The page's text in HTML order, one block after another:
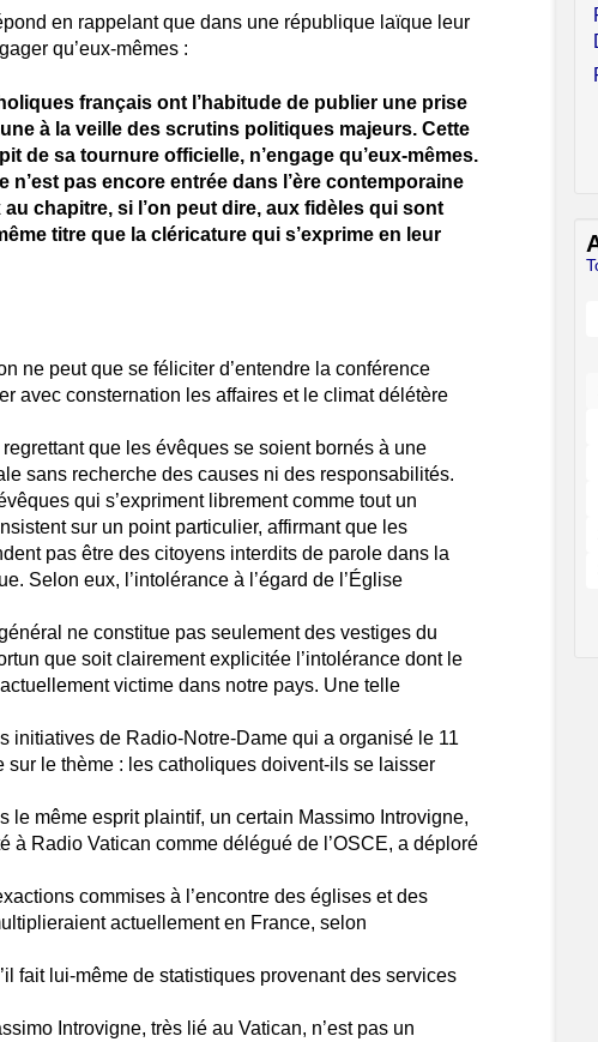
en rappelant que dans une république laïque leur
qu’eux-mêmes :
français ont l’habitude de publier une prise
à la veille des scrutins politiques majeurs. Cette
de sa tournure officielle, n’engage qu’eux-mêmes.
n’est pas encore entrée dans l’ère contemporaine
chapitre, si l’on peut dire, aux fidèles qui sont
titre que la cléricature qui s’exprime en leur
ne peut que se féliciter d’entendre la conférence
avec consternation les affaires et le climat délétère
que les évêques se soient bornés à une
sans recherche des causes ni des responsabilités.
qui s’expriment librement comme tout un
sur un point particulier, affirmant que les
pas être des citoyens interdits de parole dans la
Selon eux, l’intolérance à l’égard de l’Église
ne constitue pas seulement des vestiges du
que soit clairement explicitée l’intolérance dont le
victime dans notre pays. Une telle
initiatives de Radio-Notre-Dame qui a organisé le 11
sur le thème : les catholiques doivent-ils se laisser
le même esprit plaintif, un certain Massimo Introvigne,
à Radio Vatican comme délégué de l’OSCE, a déploré
commises à l’encontre des églises et des
actuellement en France, selon
fait lui-même de statistiques provenant des services
Introvigne, très lié au Vatican, n’est pas un